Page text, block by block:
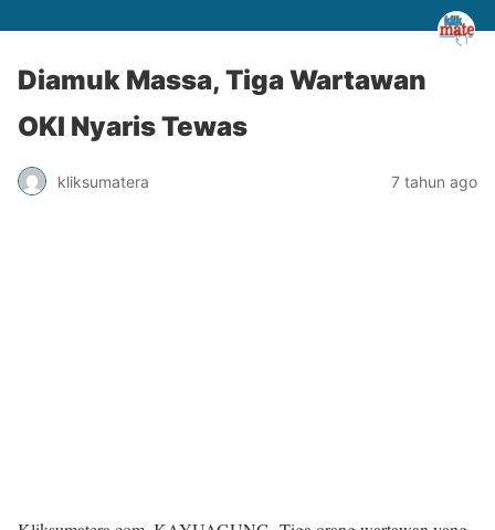
Diamuk Massa, Tiga Wartawan
OKI Nyaris Tewas
kliksumatera 7 tahun ago